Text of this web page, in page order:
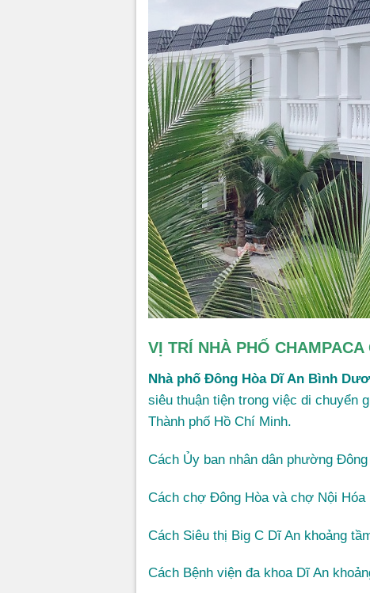
VỊ TRÍ NHÀ PHỐ CHAMPACA
Nhà phố Đông Hòa Dĩ An Bình
siêu thuận tiện trong việc di chuyển
Thành phố Hồ Chí Minh.
Cách Ủy ban nhân dân phường
Cách chợ Đông Hòa và chợ Nội Hóa
Cách Siêu thị Big C Dĩ An khoảng
Cách Bệnh viện đa khoa Dĩ An